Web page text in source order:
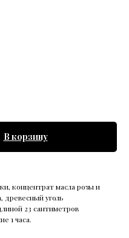
В корзину
концентрат масла розы и
древесный уголь
23 сантиметров
1 часа.